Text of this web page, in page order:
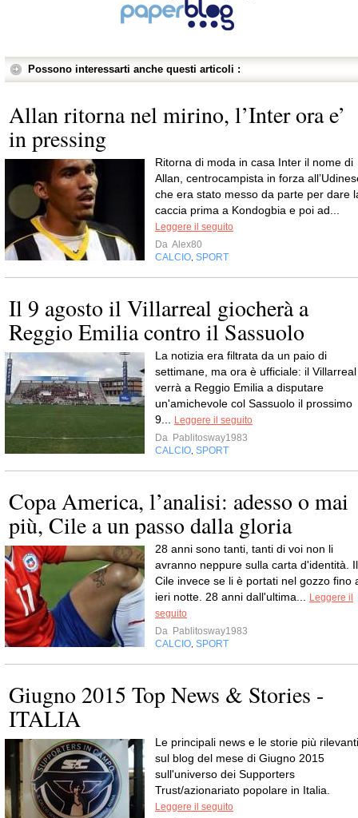
Possono interessarti anche questi articoli :
Allan ritorna nel mirino, l’Inter ora e’
in pressing
Ritorna di moda in casa Inter il nome di
Allan, centrocampista in forza
che era stato messo da parte per dare
caccia prima a Kondogbia e poi ad...
Leggere il seguito
Da Alex80
CALCIO SPORT
Il 9 agosto il Villarreal giocherà a
Reggio Emilia contro il Sassuolo
La notizia era filtrata da un paio di
settimane, ma ora è ufficiale: il Villarreal
verrà a Reggio Emilia a disputare
un'amichevole col Sassuolo il prossimo
9...
Leggere il seguito
Da Pablitosway1983
CALCIO SPORT
Copa America, l’analisi: adesso o mai
più, Cile a un passo dalla gloria
28 anni sono tanti, tanti di voi non li
avranno neppure sulla carta d'identità. Il
Cile invece se li è portati nel gozzo fino
ieri notte. 28 anni dall'ultima...
Leggere il
seguito
Da Pablitosway1983
CALCIO SPORT
Giugno 2015 Top News & Stories -
ITALIA
Le principali news e le storie più rilevanti
sul blog del mese di Giugno 2015
sull'universo dei Supporters
Trust/azionariato popolare in Italia.
Leggere il seguito